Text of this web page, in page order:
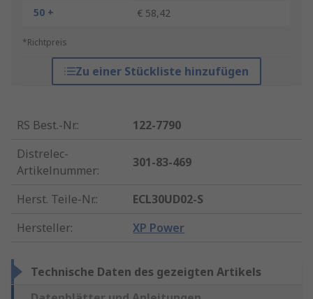
50 +
€ 58,42
*Richtpreis
Zu einer Stückliste hinzufügen
RS Best.-Nr.:
122-7790
Distrelec-
Artikelnummer:
301-83-469
Herst. Teile-Nr.:
ECL30UD02-S
Hersteller: XP Power
Technische Daten des gezeigten Artikels